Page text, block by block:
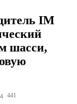
IM
шасси,
441